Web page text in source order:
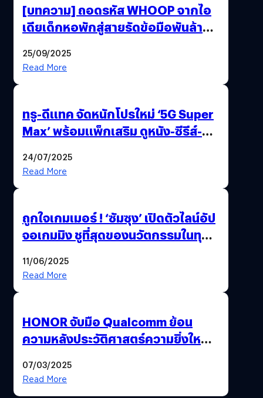
[บทความ] ถอดรหัส WHOOP จากไอ
เดียเด็กหอพักสู่สายรัดข้อมือพันล้านที่
25/09/2025
Read More
ทรู-ดีแทค จัดหนักโปรใหม่ ‘5G Super
Max’ พร้อมแพ็กเสริม ดูหนัง-ซีรีส์-
24/07/2025
Read More
ถูกใจเกมเมอร์ ! ‘ซัมซุง’ เปิดตัวไลน์อัป
จอเกมมิง ชูที่สุดของนวัตกรรมในทุก
11/06/2025
Read More
HONOR จับมือ Qualcomm ย้อน
ความหลังประวัติศาสตร์ความยิ่งใหญ่
07/03/2025
Read More